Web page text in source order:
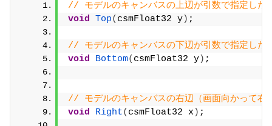
// モデルのキャンバスの上辺が引数で指定し
void Top( csmFloat32 y) ;
// モデルのキャンバスの下辺が引数で指定し
void
Bottom( csmFloat32 y) ;
// モデルのキャンバスの右辺（画面向かって
void
Right( csmFloat32 x ) ;